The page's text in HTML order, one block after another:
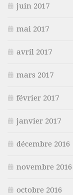
juin 2017
mai 2017
avril 2017
mars 2017
février 2017
janvier 2017
décembre 2016
novembre 2016
octobre 2016